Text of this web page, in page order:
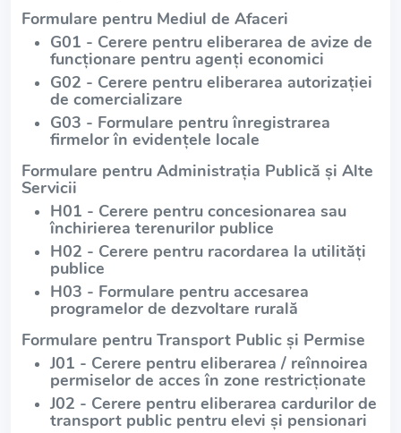
Formulare pentru Mediul de Afaceri
G01 - Cerere pentru eliberarea de avize de
funcționare pentru agenți economici
G02 - Cerere pentru eliberarea autorizației
de comercializare
G03 - Formulare pentru înregistrarea
firmelor în evidențele locale
Formulare pentru Administrația Publică și Alte
Servicii
H01 - Cerere pentru concesionarea sau
închirierea terenurilor publice
H02 - Cerere pentru racordarea la utilități
publice
H03 - Formulare pentru accesarea
programelor de dezvoltare rurală
Formulare pentru Transport Public și Permise
J01 - Cerere pentru eliberarea / reînnoirea
permiselor de acces în zone restricționate
J02 - Cerere pentru eliberarea cardurilor de
transport public pentru elevi și pensionari